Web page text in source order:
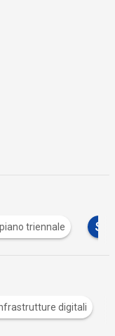
S spc
digitali